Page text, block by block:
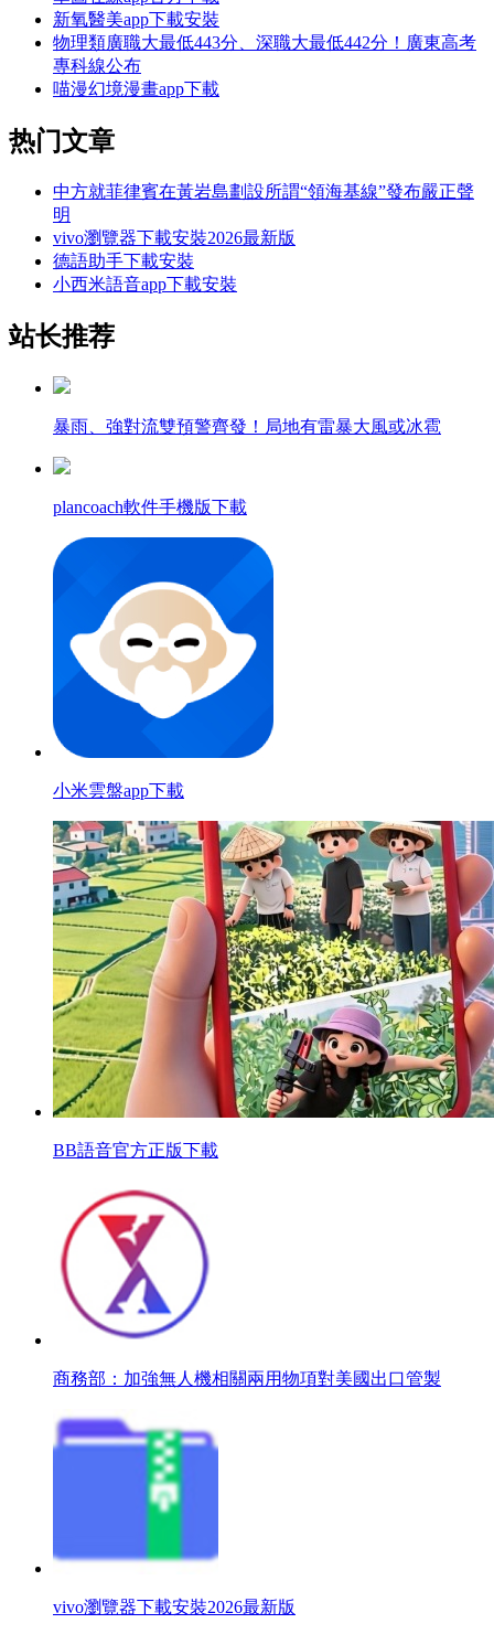
新氧醫美app下載安裝
物理類廣職大最低443分、深職大最低442分！廣東高考
專科線公布
喵漫幻境漫畫app下載
热门文章
中方就菲律賓在黃岩島劃設所謂“領海基線”發布嚴正聲
明
vivo瀏覽器下載安裝2026最新版
德語助手下載安裝
小西米語音app下載安裝
站长推荐
暴雨、強對流雙預警齊發！局地有雷暴大風或冰雹
plancoach軟件手機版下載
小米雲盤app下載
BB語音官方正版下載
商務部：加強無人機相關兩用物項對美國出口管製
vivo瀏覽器下載安裝2026最新版